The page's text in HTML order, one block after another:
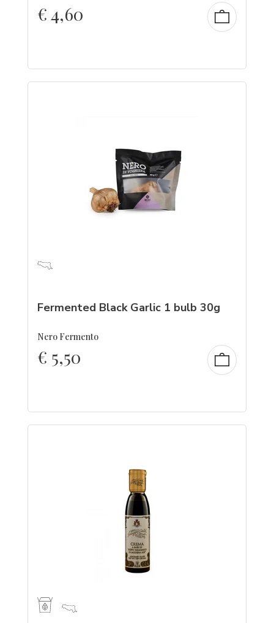
€4,60
Fermented Black Garlic 1 bulb 30g
Nero Fermento
€ 5,50